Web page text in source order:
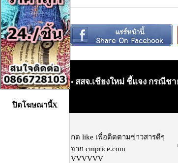
• สสจ.เชียงใหม่ ชี้แจง กรณีช
กด like เพื่อติดตามข่าวสารดีๆ
จาก cmprice.com
VVVVVV
ปิดโฆษณานี้X